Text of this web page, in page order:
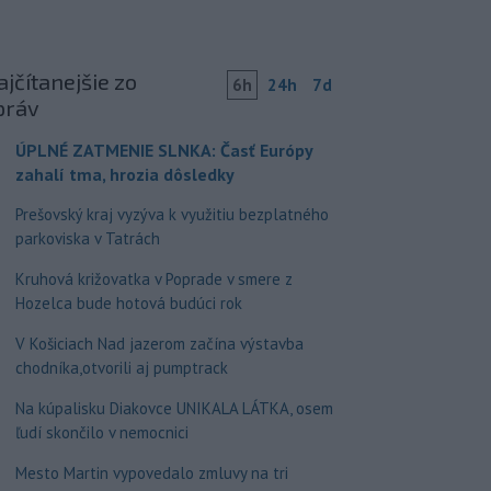
zo
6h 24h 7d
ÚPLNÉ ZATMENIE SLNKA: Časť Európy
zahalí tma, hrozia dôsledky
Prešovský kraj vyzýva k využitiu bezplatného
parkoviska v Tatrách
Kruhová križovatka v Poprade v smere z
Hozelca bude hotová budúci rok
V Košiciach Nad jazerom začína výstavba
chodníka,otvorili aj pumptrack
Na kúpalisku Diakovce UNIKALA LÁTKA, osem
ľudí skončilo v nemocnici
Mesto Martin vypovedalo zmluvy na tri